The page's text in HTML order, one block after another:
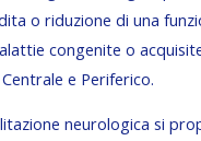
o riduzione di una
congenite o
e Periferico.
neurologica si